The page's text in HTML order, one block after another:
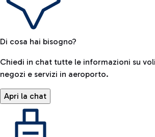
Di cosa hai bisogno?
Chiedi in chat tutte le informazioni su
negozi e servizi in aeroporto.
Apri la chat